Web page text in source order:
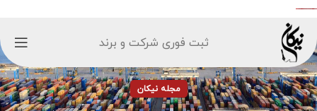
ثبت فوری شرکت و برند
مجله نیکان